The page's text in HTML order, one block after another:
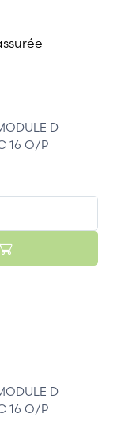
D
16 O/P
D
16 O/P